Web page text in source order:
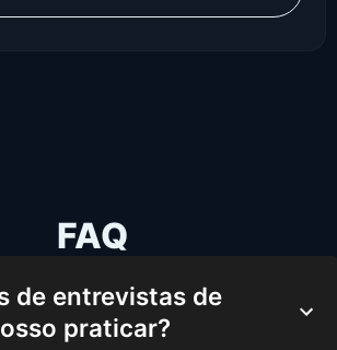
FAQ
de entrevistas de
praticar?